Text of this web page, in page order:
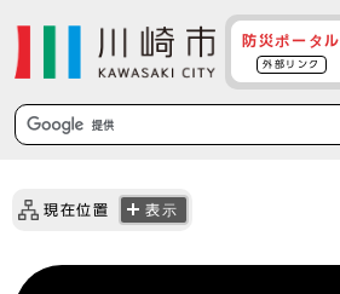
防災ポータル
外部リンク
現在位置 表示